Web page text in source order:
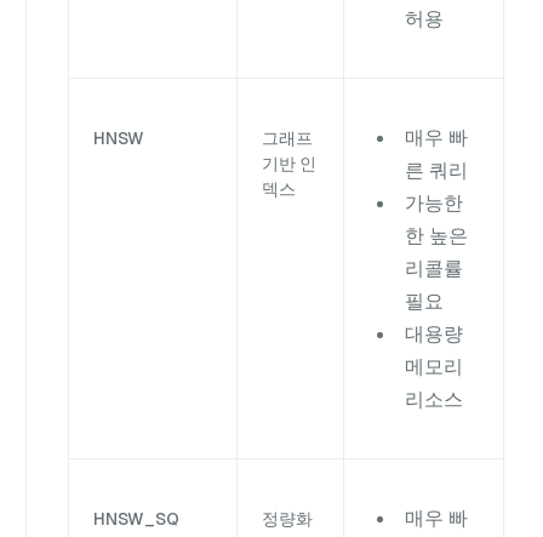
허용
HNSW
그래프
기반 인
덱스
매우 빠
른 쿼리
가능한
한 높은
리콜률
필요
대용량
메모리
리소스
HNSW_SQ
정량화
매우 빠